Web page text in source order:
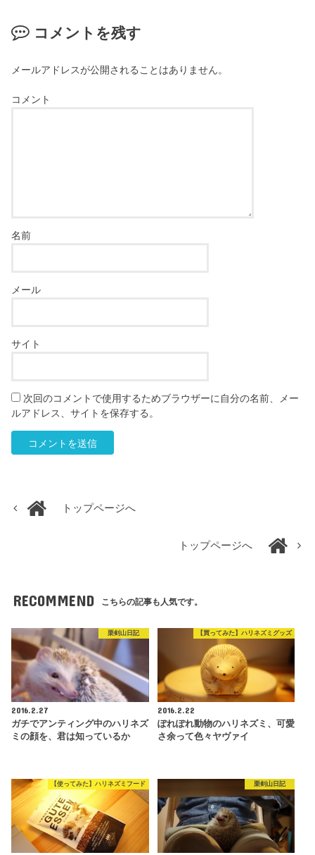
コメントを残す
メールアドレスが公開されることはありません。
コメント
名前
メール
サイト
次回のコメントで使用するためブラウザーに自分の名前、メー
ルアドレス、サイトを保存する。
トップページへ
トップページへ
RECOMMEND こちらの記事も人気です。
栗剣山日記
2016.2.27
ガチでアンティング中のハリネズ
ミの顔を、君は知っているか
【買ってみた】ハリネズミグッズ
2016.2.22
ぽれぽれ動物のハリネズミ、可愛
さ余って色々ヤヴァイ
【使ってみた】ハリネズミフード 栗剣山日記